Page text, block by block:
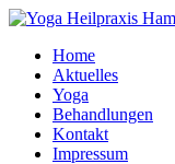
Home
Aktuelles
Yoga
Behandlungen
Kontakt
Impressum